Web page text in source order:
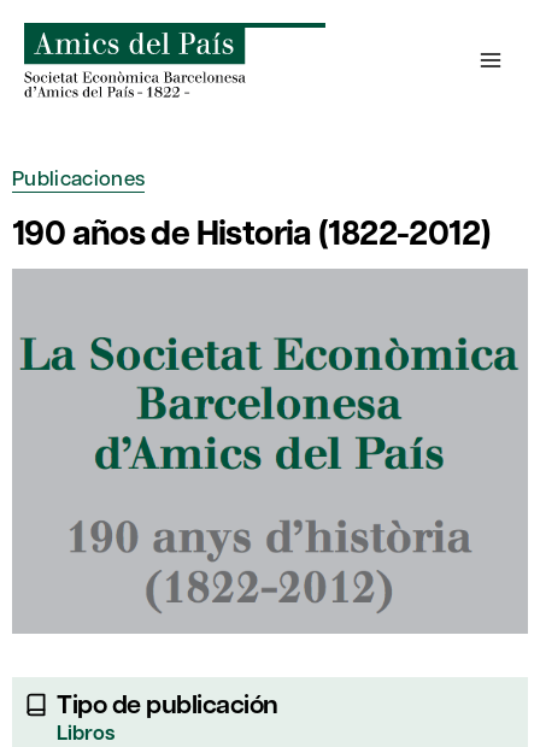
contenido
Publicaciones
190 años de Historia (1822-2012)
Tipo de publicación
Libros